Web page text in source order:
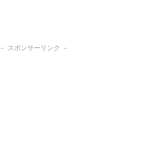
－ スポンサーリンク －